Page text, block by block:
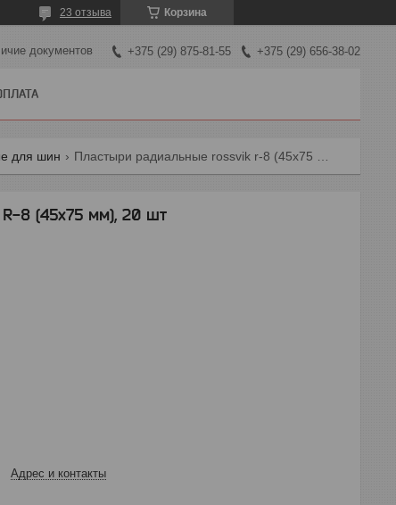
Корзина
23 отзыва
документов +375 (29) 875-81-55 +375 (29) 656-38-02
для шин
8 (45х75 мм), 20 шт
Адрес и контакты